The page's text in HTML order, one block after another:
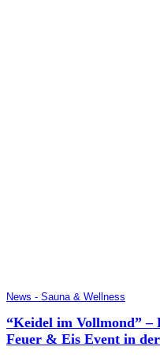
News - Sauna & Wellness
“Keidel im Vollmond” –
Feuer & Eis Event in